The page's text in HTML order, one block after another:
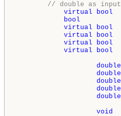
// double as input
virtual
bool
bool
virtual
bool
virtual
bool
virtual
bool
virtual
bool
double
double
double
double
double
void